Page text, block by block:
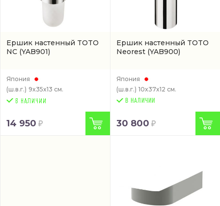
Ершик настенный TOTO
NC (YAB901)
Япония
(ш.в.г.) 9x35x13 см.
14 950
Ершик настенный TOTO
Neorest (YAB900)
Япония
(ш.в.г.) 10x37x12 см.
В НАЛИЧИИ
30 800